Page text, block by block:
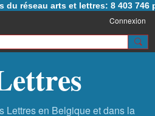
réseau arts et lettres: 8 403 746
Connexion